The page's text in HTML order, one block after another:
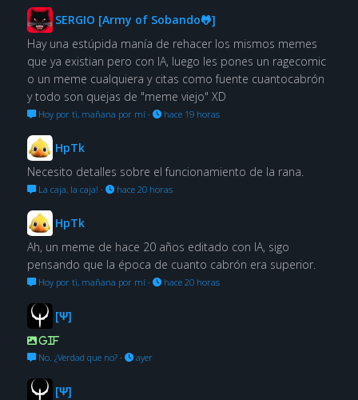
SERGIO [Army of Sobando🐸]
Hay una estúpida manía de rehacer los mismos memes
que ya existian pero con IA, luego les pones un ragecomic
o un meme cualquiera y citas como fuente cuantocabrón
y todo son quejas de "meme viejo" XD
Hoy por ti, mañana por mí· hace 19 horas
HpTk
Necesito detalles sobre el funcionamiento de la rana.
La caja, la caja! · hace 20 horas
HpTk
Ah, un meme de hace 20 años editado con IA, sigo
pensando que la época de cuanto cabrón era superior.
Hoy por ti, mañana por mí· hace 20 horas
[Ψ]
GIF
No. ¿Verdad que no?· ayer
[Ψ]